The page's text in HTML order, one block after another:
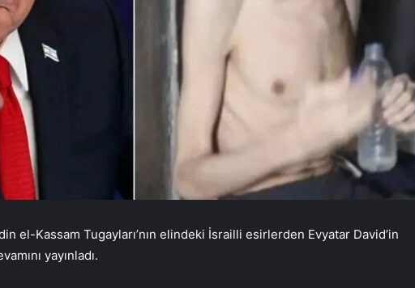
el-Kassam Tugayları’nın elindeki İsrailli esirlerden Evyatar David’in
yayınladı.